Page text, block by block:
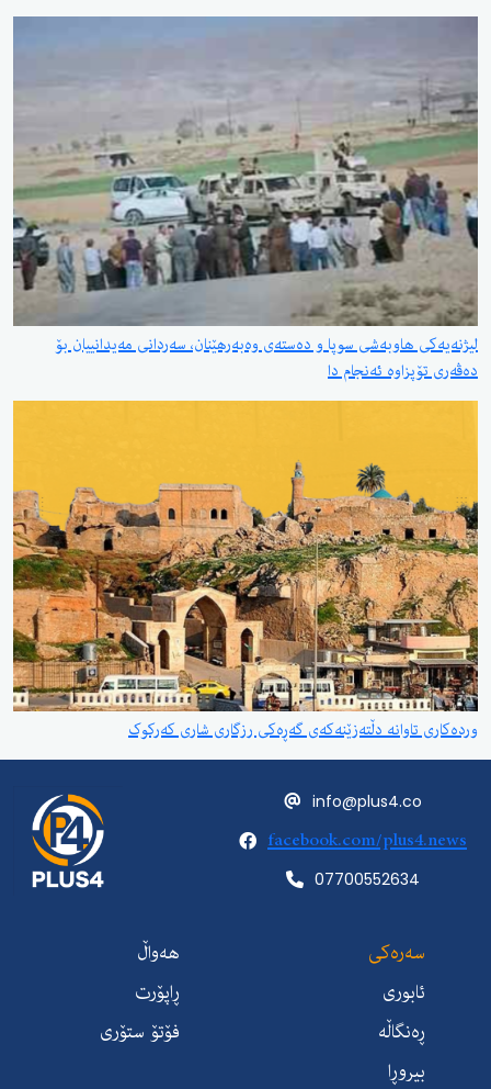
لیژنەیەکی هاوبەشی سوپا و دەستەی وەبەرهێنان، سەردانی مەیدانییان بۆ
دەڤەری تۆپزاوە ئەنجام دا
وردەکاری تاوانە دڵتەزێنەکەی گەڕەکی رزگاری شاری کەرکوک
info@plus4.co
facebook.com/plus4.news
07700552634
سەرەکی
هەواڵ
ئابوری
ڕاپۆرت
ڕەنگاڵە
فۆتۆ ستۆری
بیروڕا